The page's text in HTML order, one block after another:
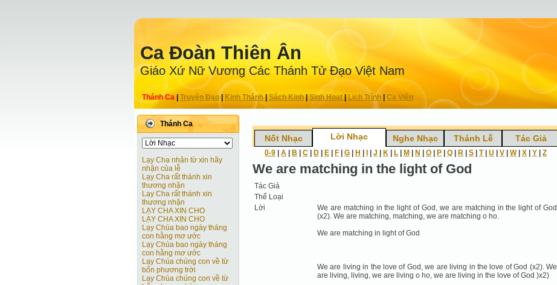
Ca Ðoàn Thiên Ân
Giáo Xứ Nữ Vương Các Thánh Tử Ðạo Việt Nam
Thánh Ca Truyện Ðạo| Kinh Thánh Sách Kinh|Sinh Hoạt| Lịch Trình Ca Viên
Thánh Ca
Lạy Cha nhân từ xin hãy
nhận của lễ
Lạy Cha rất thánh xin
thương nhận
Lạy Cha rất thánh xin
thương nhận
LẠY CHA XIN CHO
LẠY CHA XIN CHO
Lạy Chúa bao ngày tháng
con hằng mơ ước
Lạy Chúa bao ngày tháng
con hằng mơ ước
Lạy Chúa chúng con về từ
bốn phương trời
Lạy Chúa chúng con về từ
Nốt Nhạc Lời Nhạc Nghe Nhạc Thánh Lễ Tác Giả
0-9 A B C D E F G H J K L M N O P Q R S T| U V W| X Y Z
We are matching in the light of God
Tác Giả
Thể Loại
Lời
We are matching in the light of God, we are matching in the light of God
(x2). We are matching, matching, we are matching o ho.
We are matching in light of God
We are living in the love of God, we are living in the love of God (x2). We
are living, living, we are living o ho, we are living in the love of God )x2)